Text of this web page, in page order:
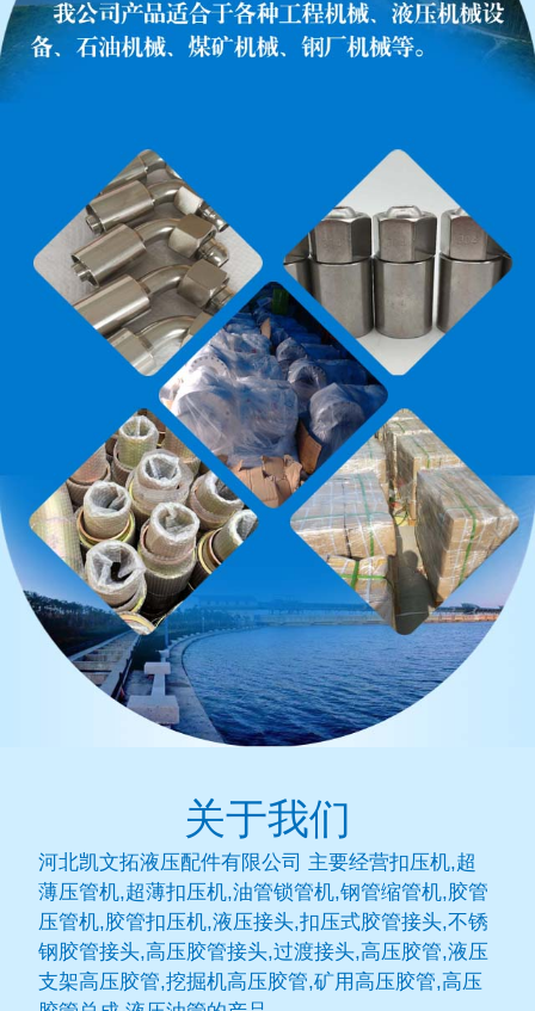
关于我们
河北凯文拓液压配件有限公司 主要经营扣压机,超
薄压管机,超薄扣压机,油管锁管机,钢管缩管机,胶管
压管机,胶管扣压机,液压接头,扣压式胶管接头,不锈
钢胶管接头,高压胶管接头,过渡接头,高压胶管,液压
支架高压胶管,挖掘机高压胶管,矿用高压胶管,高压